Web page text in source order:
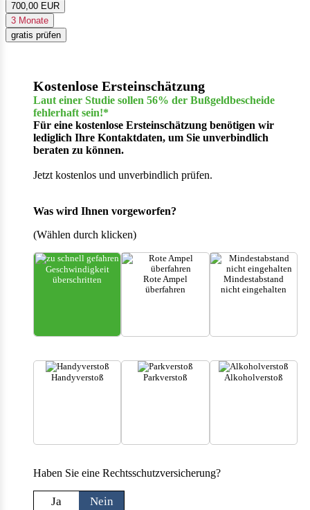
700,00 EUR
3 Monate
gratis prüfen
Kostenlose Ersteinschätzung
Laut einer Studie sollen 56% der Bußgeldbescheide
fehlerhaft sein!*
Für eine kostenlose Ersteinschätzung benötigen wir
lediglich Ihre Kontaktdaten, um Sie unverbindlich
beraten zu können.
Jetzt kostenlos und unverbindlich prüfen.
Was wird Ihnen vorgeworfen?
(Wählen durch klicken)
Geschwindigkeit
überschritten
Rote Ampel
überfahren
Mindestabstand
nicht eingehalten
Handyverstoß Parkverstoß Alkoholverstoß
Haben Sie eine Rechtsschutzversicherung?
Ja Nein